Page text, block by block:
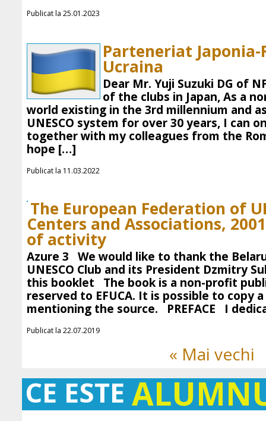
Publicat la 25.01.2023
Parteneriat
Ucraina
Dear Mr. Yuji Suzuki DG of
of the clubs in Japan, As a
world existing in the 3rd millennium and
UNESCO system for over 30 years, I can
together with my colleagues from the
hope […]
Publicat la 11.03.2022
The European Federation of
Centers and Associations,
of activity
Azure 3 We would like to thank the
UNESCO Club and its President Dzmitry
this booklet The book is a non-profit
reserved to EFUCA. It is possible to copy
mentioning the source. PREFACE I
Publicat la 22.07.2019
« Mai vechi
CE ESTE